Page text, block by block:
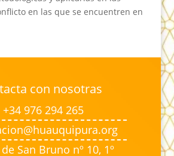
en las que se encuentren en
con nosotras
+34 976 294 265
San Bruno nº 10, 1º